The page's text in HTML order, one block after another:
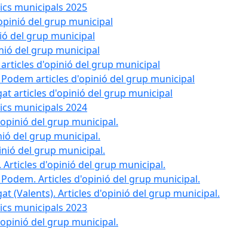
municipals 2025
del grup municipal
del grup municipal
del grup municipal
d'opinió del grup municipal
articles d'opinió del grup municipal
articles d'opinió del grup municipal
municipals 2024
del grup municipal.
del grup municipal.
del grup municipal.
Articles d'opinió del grup municipal.
Articles d'opinió del grup municipal.
(Valents). Articles d'opinió del grup municipal.
municipals 2023
del grup municipal.